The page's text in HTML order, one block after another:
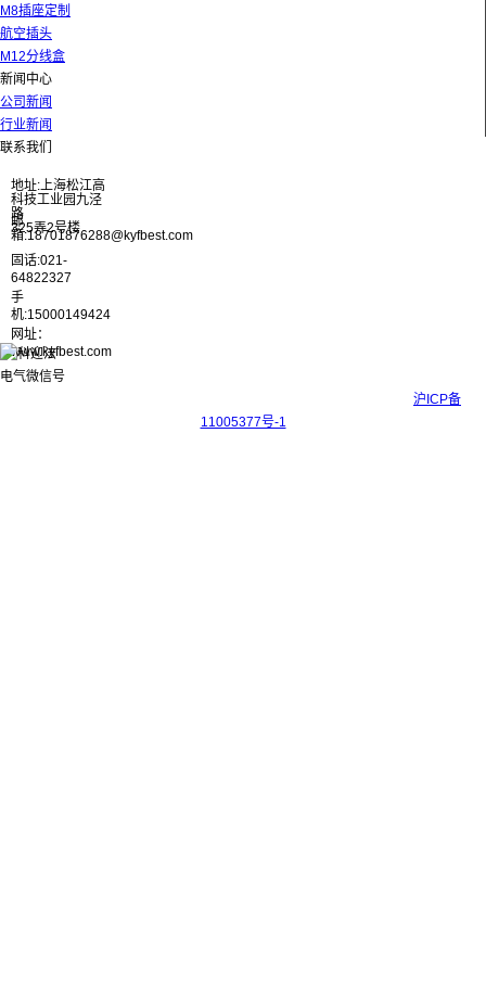
M8插座定制
航空插头
M12分线盒
新闻中心
公司新闻
行业新闻
联系我们
地址:上海松江高
科技工业园九泾
路
325弄2号楼
邮
箱:18701876288@kyfbest.com
固话:021-
64822327
手
机:15000149424
网址：
www.kyfbest.com
沪ICP备
11005377号-1